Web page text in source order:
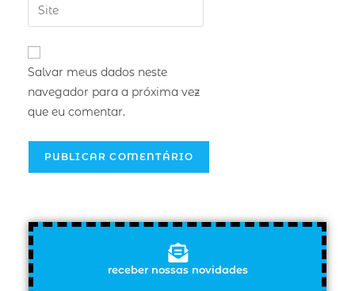
Salvar meus dados neste
navegador para a próxima vez
que eu comentar.
receber nossas novidades